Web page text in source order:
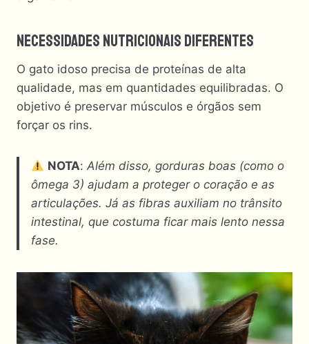
Necessidades Nutricionais Diferentes
O gato idoso precisa de proteínas de alta
qualidade, mas em quantidades equilibradas. O
objetivo é preservar músculos e órgãos sem
forçar os rins.
NOTA:Além disso, gorduras boas (como o
ômega 3) ajudam a proteger o coração e as
articulações. Já as fibras auxiliam no trânsito
intestinal, que costuma ficar mais lento nessa
fase.